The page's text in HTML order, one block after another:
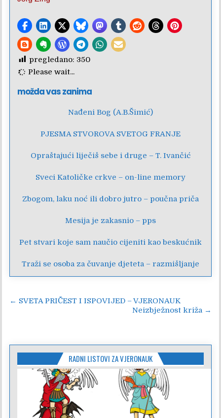
pregledano: 350
Please wait...
možda vas zanima
Nađeni Bog (A.B.Šimić)
PJESMA STVOROVA SVETOG FRANJE
Opraštajući liječiš sebe i druge – T. Ivančić
Sveci Katoličke crkve – on-line memory
Zbogom, laku noć ili dobro jutro – poučna priča
Mesija je zakasnio – pps
Pet stvari koje sam naučio cijeniti kao beskućnik
Traži se osoba za čuvanje djeteta – razmišljanje
Navigacija
← SVETA PRIČEST I ISPOVIJED – VJERONAUK
Neizbježnost križa →
RADNI LISTOVI ZA VJERONAUK